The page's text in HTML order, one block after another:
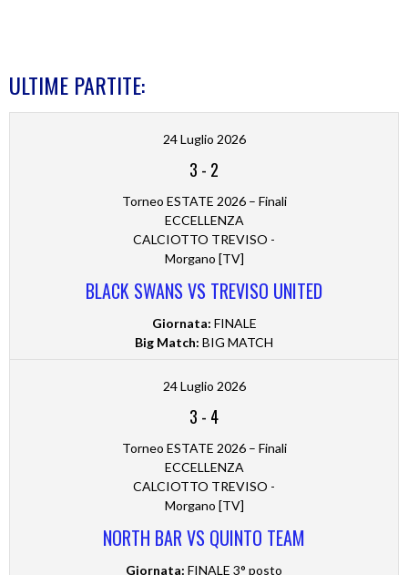
ULTIME PARTITE:
24 Luglio 2026
3 - 2
Torneo ESTATE 2026 – Finali
ECCELLENZA
CALCIOTTO TREVISO -
Morgano [TV]
BLACK SWANS VS TREVISO UNITED
Giornata: FINALE
Big Match: BIG MATCH
24 Luglio 2026
3 - 4
Torneo ESTATE 2026 – Finali
ECCELLENZA
CALCIOTTO TREVISO -
Morgano [TV]
NORTH BAR VS QUINTO TEAM
Giornata: FINALE 3° posto